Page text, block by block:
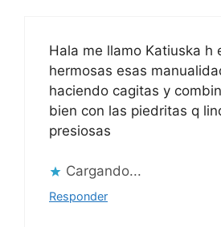
Hala me llamo Katiuska h
hermosas esas
haciendo cagitas y
bien con las piedritas q
presiosas
Cargando...
Responder